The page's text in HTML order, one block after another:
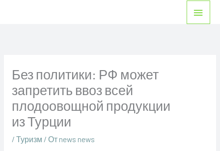
Без политики: РФ может
запретить ввоз всей
плодоовощной продукции
из Турции
/ Туризм / От news news